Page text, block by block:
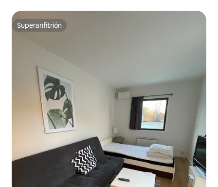
Superanfitrión
Superanfitrión